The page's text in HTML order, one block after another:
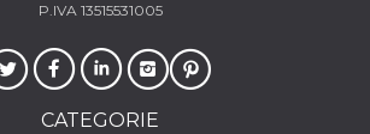
P.IVA 13515531005
CATEGORIE